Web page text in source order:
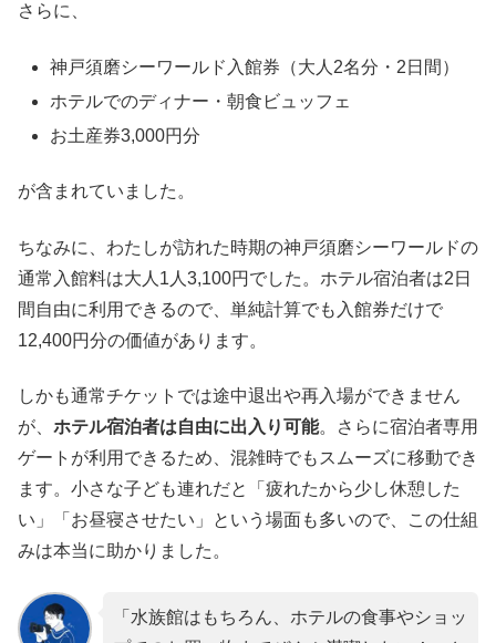
さらに、
神戸須磨シーワールド入館券（大人2名分・2日間）
ホテルでのディナー・朝食ビュッフェ
お土産券3,000円分
が含まれていました。
ちなみに、わたしが訪れた時期の神戸須磨シーワールドの
通常入館料は大人1人3,100円でした。ホテル宿泊者は2日
間自由に利用できるので、単純計算でも入館券だけで
12,400円分の価値があります。
しかも通常チケットでは途中退出や再入場ができません
が、 ホテル宿泊者は自由に出入り可能。さらに宿泊者専用
ゲートが利用できるため、混雑時でもスムーズに移動でき
ます。小さな子ども連れだと「疲れたから少し休憩した
い」「お昼寝させたい」という場面も多いので、この仕組
みは本当に助かりました。
「水族館はもちろん、ホテルの食事やショッ